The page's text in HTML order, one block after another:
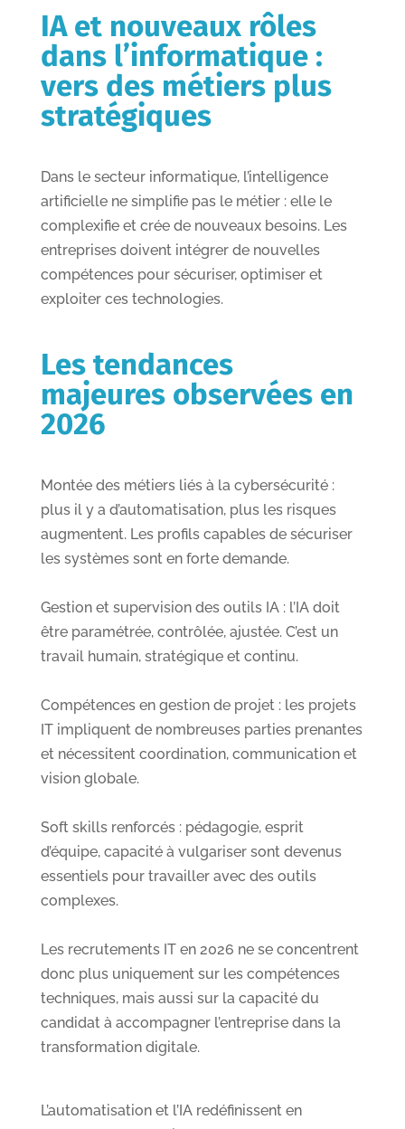
IA et nouveaux rôles
dans l’informatique :
vers des métiers plus
stratégiques
Dans le secteur informatique, l’intelligence
artificielle ne simplifie pas le métier : elle le
complexifie et crée de nouveaux besoins. Les
entreprises doivent intégrer de nouvelles
compétences pour sécuriser, optimiser et
exploiter ces technologies.
Les tendances
majeures observées en
2026
Montée des métiers liés à la cybersécurité :
plus il y a d’automatisation, plus les risques
augmentent. Les profils capables de sécuriser
les systèmes sont en forte demande.
Gestion et supervision des outils IA : l’IA doit
être paramétrée, contrôlée, ajustée. C’est un
travail humain, stratégique et continu.
Compétences en gestion de projet : les projets
IT impliquent de nombreuses parties prenantes
et nécessitent coordination, communication et
vision globale.
Soft skills renforcés : pédagogie, esprit
d’équipe, capacité à vulgariser sont devenus
essentiels pour travailler avec des outils
complexes.
Les recrutements IT en 2026 ne se concentrent
donc plus uniquement sur les compétences
techniques, mais aussi sur la capacité du
candidat à accompagner l’entreprise dans la
transformation digitale.
L’automatisation et l’IA redéfinissent en